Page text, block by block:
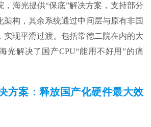
，海光提供“保底”解决方案，支持部分
架构，其余系统通过中间层与原有非国
实现平滑过渡。包括常德二院在内的大
光解决了国产CPU“能用不好用”的痛
方案：释放国产化硬件最大效